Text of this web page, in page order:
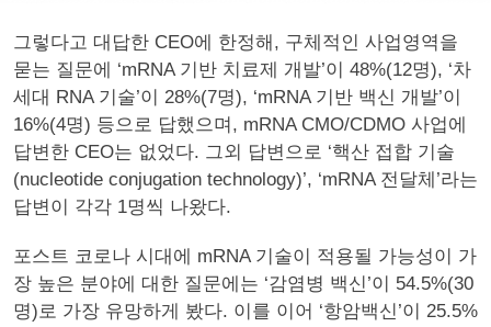
그렇다고 대답한 CEO에 한정해, 구체적인 사업영역을
묻는 질문에 ‘mRNA 기반 치료제 개발’이 48%(12명), ‘차
세대 RNA 기술’이 28%(7명), ‘mRNA 기반 백신 개발’이
16%(4명) 등으로 답했으며, mRNA CMO/CDMO 사업에
답변한 CEO는 없었다. 그외 답변으로 ‘핵산 접합 기술
(nucleotide conjugation technology)’, ‘mRNA 전달체’라는
답변이 각각 1명씩 나왔다.
포스트 코로나 시대에 mRNA 기술이 적용될 가능성이 가
장 높은 분야에 대한 질문에는 ‘감염병 백신’이 54.5%(30
명)로 가장 유망하게 봤다. 이를 이어 ‘항암백신’이 25.5%